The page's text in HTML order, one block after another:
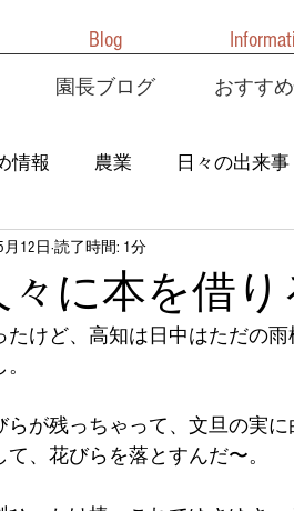
園長ブログ おすす
Blog
情報 農業 日々の出来事
々に本を借り
月12日 読了時間: 1分
けど、高知は日中はただの
らが残っちゃって、文旦の実
、花びらを落とすんだ〜。